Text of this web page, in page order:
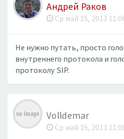
Андрей Раков
Ср май 15, 2013
Не нужно путать, просто
внутреннего протокола и
протоколу SIP.
Volldemar
Ср май 15, 2013